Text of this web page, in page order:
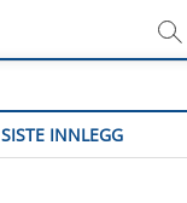
SISTE INNLEGG